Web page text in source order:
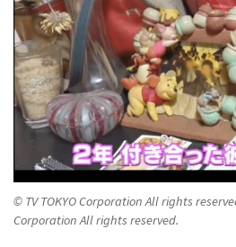
© TV TOKYO Corporation All rights
Corporation All rights reserved.